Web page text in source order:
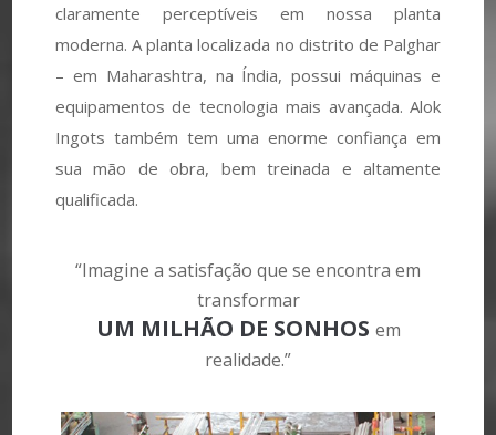
claramente perceptíveis em nossa planta
moderna. A planta localizada no distrito de Palghar
– em Maharashtra, na Índia, possui máquinas e
equipamentos de tecnologia mais avançada. Alok
Ingots também tem uma enorme confiança em
sua mão de obra, bem treinada e altamente
qualificada.
“Imagine a satisfação que se encontra em
transformar
UM MILHÃO DE SONHOS em
realidade.”